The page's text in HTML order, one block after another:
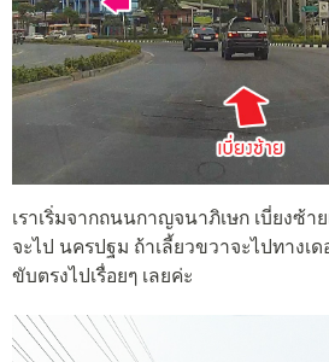
เราเริ่มจากถนนกาญจนาภิเษก เบี่ยงซ้า
จะไป นครปฐม ถ้าเลี้ยวขวาจะไปทางเ
ขับตรงไปเรื่อยๆ เลยค่ะ